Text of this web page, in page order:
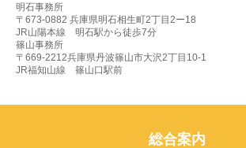
明石事務所
〒673-0882 兵庫県明石相生町2丁目2ー18
JR山陽本線 明石駅から徒歩7分
篠山事務所
〒669-2212兵庫県丹波篠山市大沢2丁目10-1
JR福知山線 篠山口駅前
総合案内